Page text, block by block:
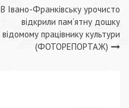
В Івано-Франківську урочисто
відкрили пам’ятну дошку
відомому працівнику культури
(ФОТОРЕПОРТАЖ)